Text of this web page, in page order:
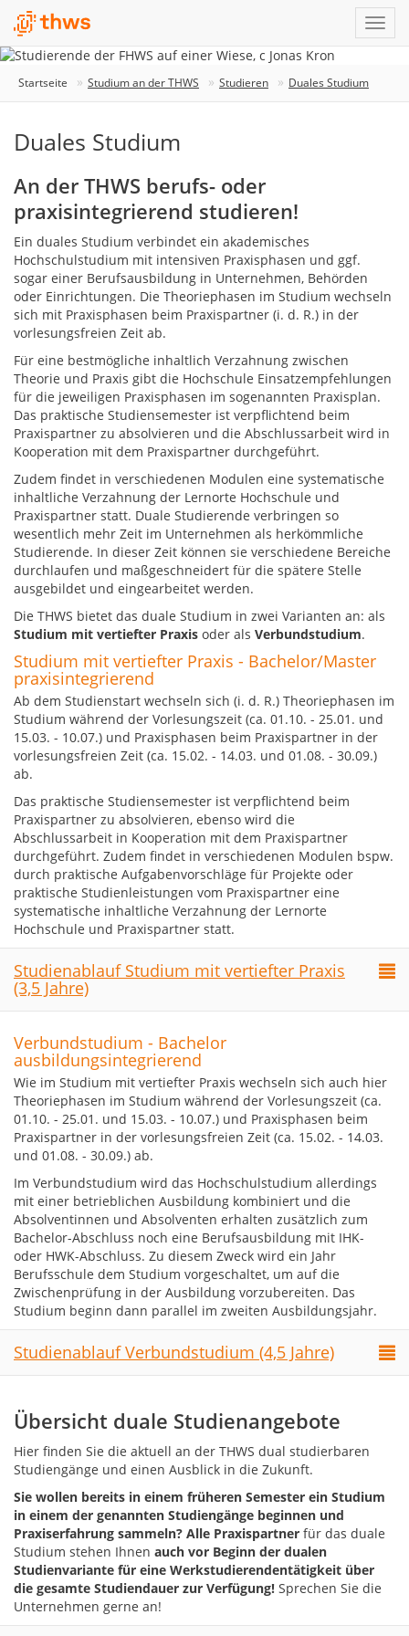
Startseite Studium an der THWS Studieren Duales Studium
Duales Studium
An der THWS berufs- oder
praxisintegrierend studieren!
Ein duales Studium verbindet ein akademisches
Hochschulstudium mit intensiven Praxisphasen und ggf.
sogar einer Berufsausbildung in Unternehmen, Behörden
oder Einrichtungen. Die Theoriephasen im Studium wechseln
sich mit Praxisphasen beim Praxispartner (i. d. R.) in der
vorlesungsfreien Zeit ab.
Für eine bestmögliche inhaltlich Verzahnung zwischen
Theorie und Praxis gibt die Hochschule Einsatzempfehlungen
für die jeweiligen Praxisphasen im sogenannten Praxisplan.
Das praktische Studiensemester ist verpflichtend beim
Praxispartner zu absolvieren und die Abschlussarbeit wird in
Kooperation mit dem Praxispartner durchgeführt.
Zudem findet in verschiedenen Modulen eine systematische
inhaltliche Verzahnung der Lernorte Hochschule und
Praxispartner statt. Duale Studierende verbringen so
wesentlich mehr Zeit im Unternehmen als herkömmliche
Studierende. In dieser Zeit können sie verschiedene Bereiche
durchlaufen und maßgeschneidert für die spätere Stelle
ausgebildet und eingearbeitet werden.
Die THWS bietet das duale Studium in zwei Varianten an: als
Studium mit vertiefter Praxis oder als Verbundstudium.
Studium mit vertiefter Praxis - Bachelor/Master
praxisintegrierend
Ab dem Studienstart wechseln sich (i. d. R.) Theoriephasen im
Studium während der Vorlesungszeit (ca. 01.10. - 25.01. und
15.03. - 10.07.) und Praxisphasen beim Praxispartner in der
vorlesungsfreien Zeit (ca. 15.02. - 14.03. und 01.08. - 30.09.)
ab.
Das praktische Studiensemester ist verpflichtend beim
Praxispartner zu absolvieren, ebenso wird die
Abschlussarbeit in Kooperation mit dem Praxispartner
durchgeführt. Zudem findet in verschiedenen Modulen bspw.
durch praktische Aufgabenvorschläge für Projekte oder
praktische Studienleistungen vom Praxispartner eine
systematische inhaltliche Verzahnung der Lernorte
Hochschule und Praxispartner statt.
Studienablauf Studium mit vertiefter Praxis
(3,5 Jahre)
Verbundstudium - Bachelor
ausbildungsintegrierend
Wie im Studium mit vertiefter Praxis wechseln sich auch hier
Theoriephasen im Studium während der Vorlesungszeit (ca.
01.10. - 25.01. und 15.03. - 10.07.) und Praxisphasen beim
Praxispartner in der vorlesungsfreien Zeit (ca. 15.02. - 14.03.
und 01.08. - 30.09.) ab.
Im Verbundstudium wird das Hochschulstudium allerdings
mit einer betrieblichen Ausbildung kombiniert und die
Absolventinnen und Absolventen erhalten zusätzlich zum
Bachelor-Abschluss noch eine Berufsausbildung mit IHK-
oder HWK-Abschluss. Zu diesem Zweck wird ein Jahr
Berufsschule dem Studium vorgeschaltet, um auf die
Zwischenprüfung in der Ausbildung vorzubereiten. Das
Studium beginn dann parallel im zweiten Ausbildungsjahr.
Studienablauf Verbundstudium (4,5 Jahre)
Übersicht duale Studienangebote
Hier finden Sie die aktuell an der THWS dual studierbaren
Studiengänge und einen Ausblick in die Zukunft.
Sie wollen bereits in einem früheren Semester ein Studium
in einem der genannten Studiengänge beginnen und
Praxiserfahrung sammeln? Alle Praxispartner für das duale
Studium stehen Ihnen auch vor Beginn der dualen
Studienvariante für eine Werkstudierendentätigkeit über
die gesamte Studiendauer zur Verfügung! Sprechen Sie die
Unternehmen gerne an!